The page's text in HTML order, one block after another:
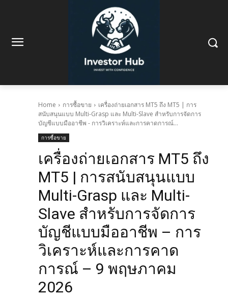
Home การซื้อขาย
เครื่องถ่ายเอกสาร MT5 ถึง MT5 | การ
สนับสนุนแบบ Multi-Grasp และ Multi-Slave สำหรับการจัดการ
บัญชีแบบมืออาชีพ - การวิเคราะห์และการคาดการณ์...
การซื้อขาย
เครื่องถ่ายเอกสาร MT5 ถึง
MT5 | การสนับสนุนแบบ
Multi-Grasp และ Multi-
Slave สำหรับการจัดการ
บัญชีแบบมืออาชีพ – การ
วิเคราะห์และการคาด
การณ์ – 9 พฤษภาคม
2026